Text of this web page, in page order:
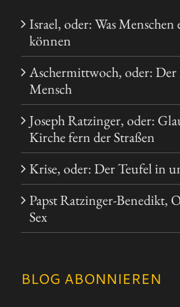
Israel, oder: Was
können
Aschermittwoch, oder: Der
Mensch
Joseph Ratzinger, oder:
Kirche fern der Straßen
Krise, oder: Der Teufel in
Papst Ratzinger-Benedikt,
Sex
BLOG ABONNIEREN